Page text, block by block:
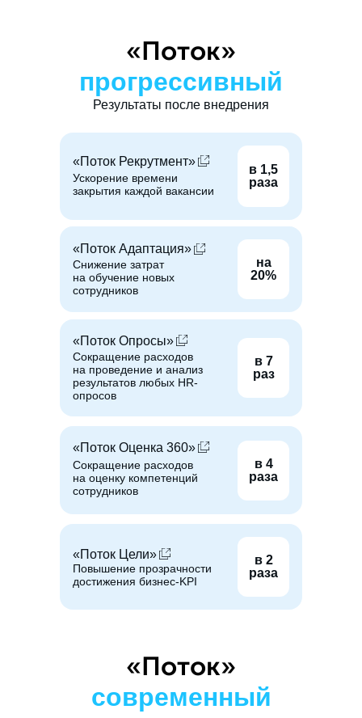
«Поток»
прогрессивный
Результаты после внедрения
«Поток Адаптация»
Снижение затрат
на обучение новых
сотрудников
на
20%
«Поток Опросы»
Сокращение расходов
на проведение и анализ
результатов любых HR-
опросов
в 7
раз
«Поток Цели»
Повышение прозрачности
достижения бизнес-KPI
в 2
раза
«Поток Оценка 360»
Сокращение расходов
на оценку компетенций
сотрудников
в 4
раза
«Поток Рекрутмент»
Ускорение времени
закрытия каждой вакансии
в 1,5
раза
«Поток»
современный